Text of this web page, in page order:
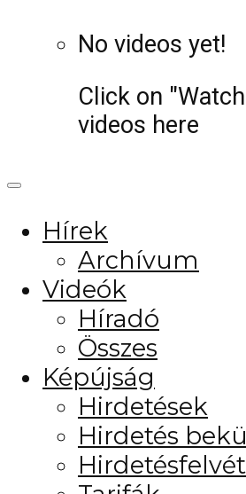
No videos yet!
Click on
videos here
Hírek
Archívum
Videók
Híradó
Összes
Képújság
Hirdetések
Hirdetés